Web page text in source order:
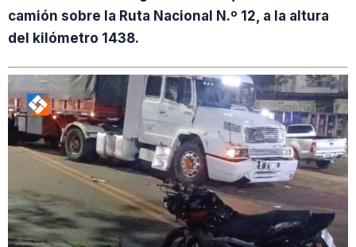
camión sobre la Ruta Nacional N.º 12, a la altura
del kilómetro 1438.